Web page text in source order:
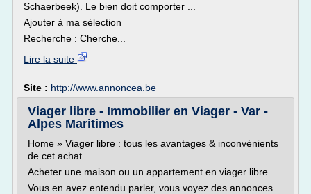
Schaerbeek). Le bien doit comporter ...
Ajouter à ma sélection
Recherche : Cherche...
Lire la suite
Site : http://www.annoncea.be
Viager libre - Immobilier en Viager - Var -
Alpes Maritimes
Home » Viager libre : tous les avantages & inconvénients
de cet achat.
Acheter une maison ou un appartement en viager libre
Vous en avez entendu parler, vous voyez des annonces